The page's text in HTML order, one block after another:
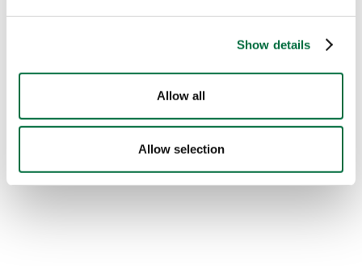
Show details
Allow all
Allow selection
Last Paradise in a crazy world